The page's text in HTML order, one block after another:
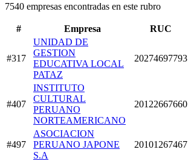
7540 empresas encontradas en este rubro
# Empresa RUC
#317
UNIDAD DE
GESTION
EDUCATIVA LOCAL
PATAZ
20274697793
#407
INSTITUTO
CULTURAL
PERUANO
NORTEAMERICANO
20122667660
#497
ASOCIACION
PERUANO JAPONE
S.A
20101267467